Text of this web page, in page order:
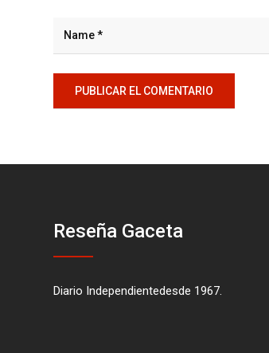
Reseña Gaceta
Diario Independientedesde 1967.